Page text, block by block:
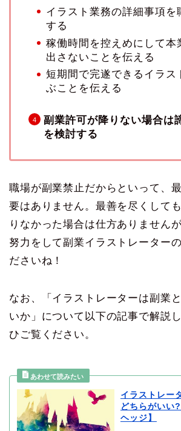
イラスト業務の詳細事項を
する
稼働時間を控えめにして本
出さないことを伝える
短期間で完遂できるイラス
ぶことを伝える
副業許可が降りない場合は
を検討する
職場が副業禁止だからといって、
要はありません。最善を尽くして
りなかった場合は仕方ありません
努力をして副業イラストレーター
ださいね！
なお、「イラストレーターは副業
いか」について以下の記事で解説
ひご覧ください。
イラストレー
どちらがいい
ヘッジ】